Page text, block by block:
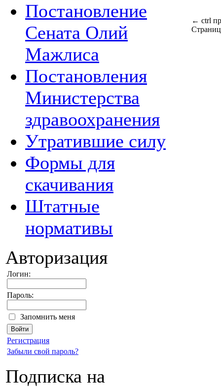
Постановление
Сената Олий
Мажлиса
Постановления
Министерства
здравоохранения
Утратившие силу
Формы для
скачивания
Штатные
нормативы
Авторизация
Логин:
Пароль:
Запомнить меня
Регистрация
Забыли свой пароль?
Подписка на
← ctrl